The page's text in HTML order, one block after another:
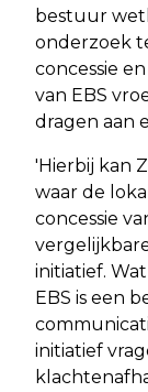
bestuur
onderzoek
concessie
van EBS
dragen aan
'Hierbij kan
waar de
concessie
initiatief.
EBS is een
initiatief